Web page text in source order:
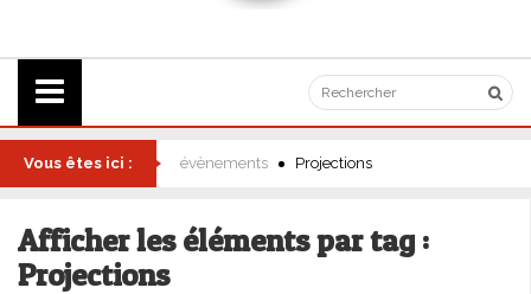
Vous êtes ici : évènements Projections
Afficher les éléments par tag :
Projections